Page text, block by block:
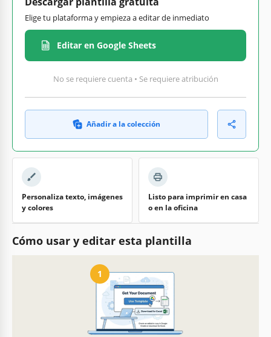
Elige tu plataforma y empieza a editar de inmediato
Editar en Google Sheets
No se requiere cuenta • Se requiere atribución
Añadir a la colección
Personaliza texto, imágenes
y colores
Listo para imprimir en casa
o en la oficina
Cómo usar y editar esta plantilla
1